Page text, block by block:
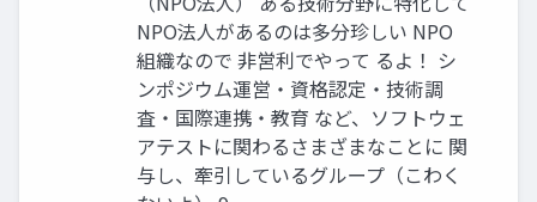
NPO法人があるのは多分珍しい NPO
組織なので 非営利でやって るよ！ シ
ンポジウム運営・資格認定・技術調
査・国際連携・教育 など、ソフトウェ
アテストに関わるさまざまなことに 関
与し、牽引しているグループ（こわく